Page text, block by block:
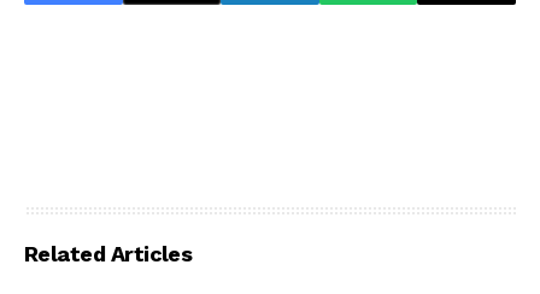
Related Articles